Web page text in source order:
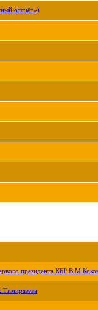
отсчёт»)
президента КБР